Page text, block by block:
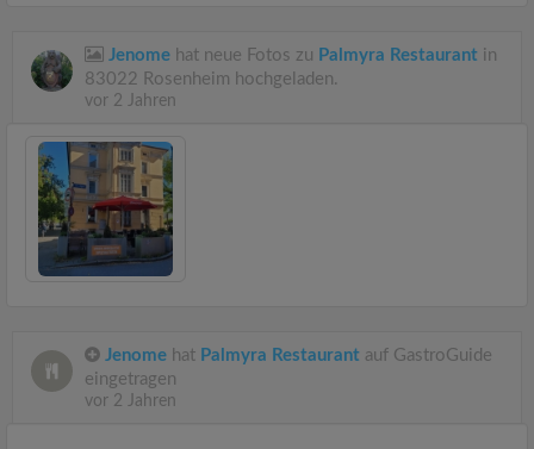
Jenome hat neue Fotos zu Palmyra Restaurant in
83022 Rosenheim hochgeladen.
vor 2 Jahren
Jenome hat Palmyra Restaurant auf GastroGuide
eingetragen
vor 2 Jahren